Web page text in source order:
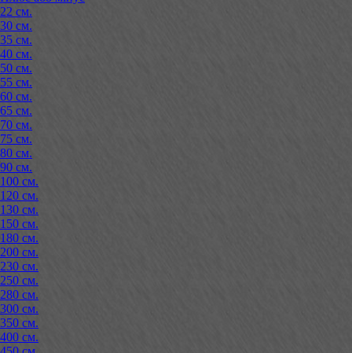
22 см.
30 см.
35 см.
40 см.
50 см.
55 см.
60 см.
65 см.
70 см.
75 см.
80 см.
90 см.
100 см.
120 см.
130 см.
150 см.
180 см.
200 см.
230 см.
250 см.
280 см.
300 см.
350 см.
400 см.